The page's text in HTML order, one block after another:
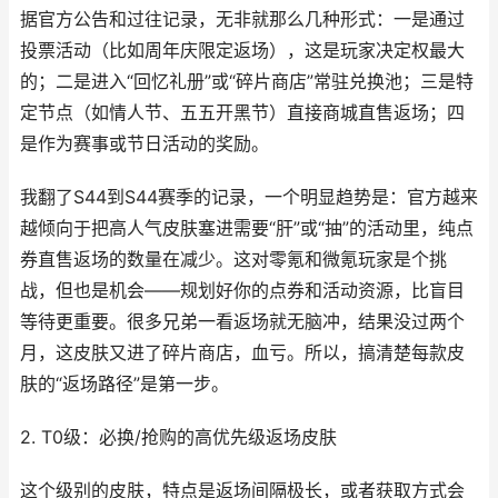
据官方公告和过往记录，无非就那么几种形式：一是通过
投票活动（比如周年庆限定返场），这是玩家决定权最大
的；二是进入“回忆礼册”或“碎片商店”常驻兑换池；三是特
定节点（如情人节、五五开黑节）直接商城直售返场；四
是作为赛事或节日活动的奖励。
我翻了S44到S44赛季的记录，一个明显趋势是：官方越来
越倾向于把高人气皮肤塞进需要“肝”或“抽”的活动里，纯点
券直售返场的数量在减少。这对零氪和微氪玩家是个挑
战，但也是机会——规划好你的点券和活动资源，比盲目
等待更重要。很多兄弟一看返场就无脑冲，结果没过两个
月，这皮肤又进了碎片商店，血亏。所以，搞清楚每款皮
肤的“返场路径”是第一步。
2. T0级：必换/抢购的高优先级返场皮肤
这个级别的皮肤，特点是返场间隔极长，或者获取方式会